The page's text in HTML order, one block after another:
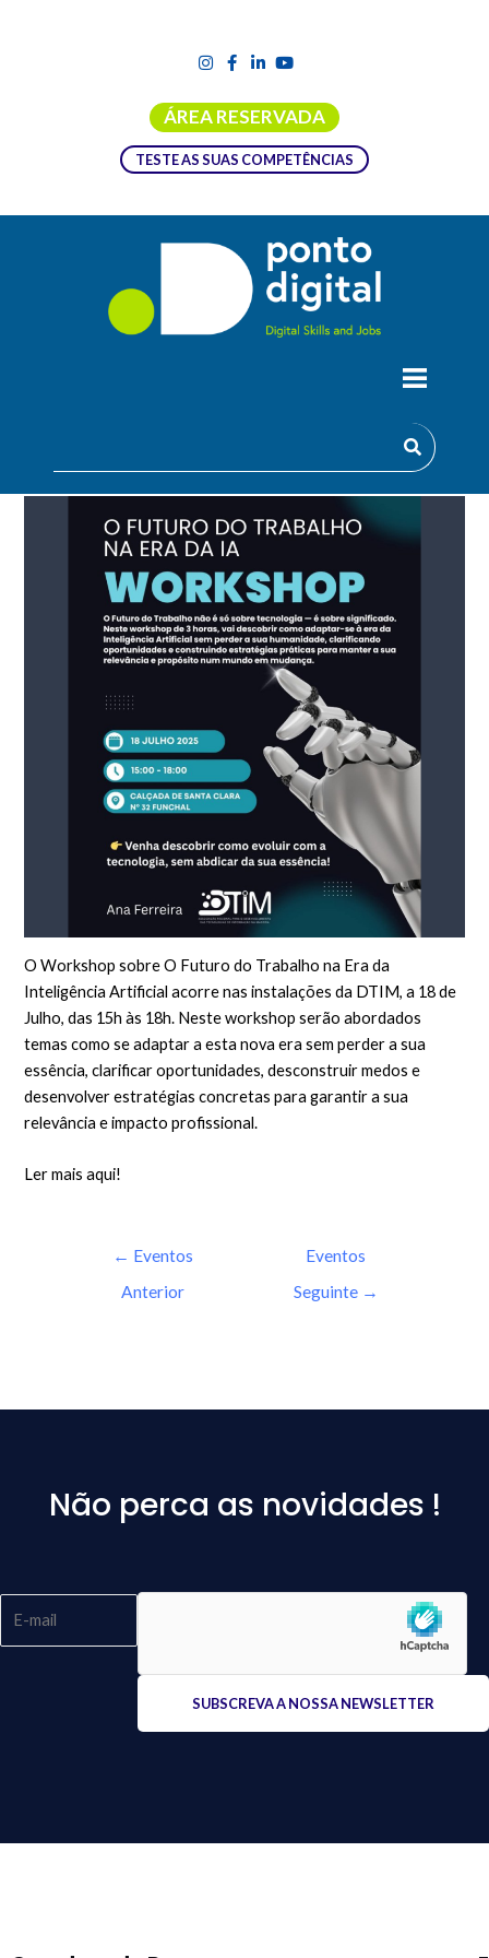
ÁREA RESERVADA
TESTE AS SUAS COMPETÊNCIAS
DTIM PROMOVE A 18 JULHO WOKSHOP
SOBRE O FUTURO DO TRABALHO NA
O Workshop sobre O Futuro do Trabalho na Era da
Inteligência Artificial acorre nas instalações da DTIM, a 18 de
Julho, das 15h às 18h. Neste workshop serão abordados
temas como se adaptar a esta nova era sem perder a sua
essência, clarificar oportunidades, desconstruir medos e
desenvolver estratégias concretas para garantir a sua
relevância e impacto profissional.
Ler mais aqui!
← Eventos
Anterior
Eventos
Seguinte →
Não perca as novidades !